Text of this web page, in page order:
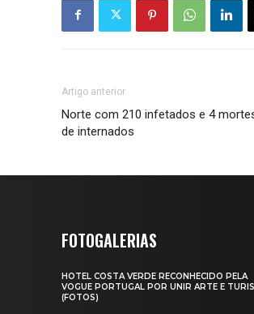
Artigo anterior
Norte com 210 infetados e 4
de internados
FOTOGALERIAS
HOTEL COSTA VERDE RECONHECIDO PELA
VOGUE PORTUGAL POR UNIR ARTE E
(FOTOS)